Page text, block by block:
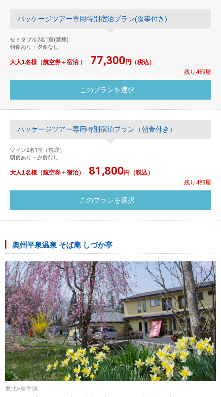
パッケージツアー専用特別宿泊プラン(食事付き)
セミダブル2名1室(禁煙)
朝食あり・夕食なし
大人1名様（航空券＋宿泊 ） 77,300 円（税込）
残り4部屋
パッケージツアー専用特別宿泊プラン（朝食付き）
ツイン2名1室（禁煙）
朝食あり・夕食なし
大人1名様（航空券＋宿泊） 81,800 円（税込）
残り4部屋
奥州平泉温泉 そば庵 しづか亭
東北>岩手県